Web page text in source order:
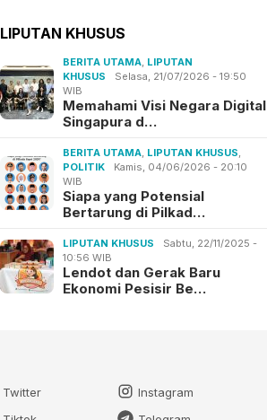
LIPUTAN KHUSUS
BERITA UTAMA, LIPUTAN
KHUSUS
Selasa, 21/07/2026 - 19:50
WIB
Memahami Visi Negara Digital
Singapura d…
BERITA UTAMA, LIPUTAN KHUSUS,
POLITIK
Kamis, 04/06/2026 - 20:10
WIB
Siapa yang Potensial
Bertarung di Pilkad…
LIPUTAN KHUSUS
Sabtu, 22/11/2025 -
10:56 WIB
Lendot dan Gerak Baru
Ekonomi Pesisir Be…
Twitter
Instagram